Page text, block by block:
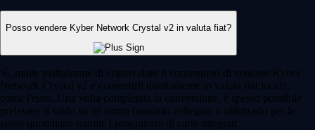
Posso vendere Kyber Network Crystal v2 in valuta fiat?
Sì, molte piattaforme di criptovalute ti consentono di vendere Kyber
Network Crystal v2 e convertirli direttamente in valuta fiat locale,
come l'euro. Una volta completata la conversione, è spesso possibile
prelevare il saldo su un conto bancario collegato o utilizzarlo per le
spese quotidiane tramite i programmi di carte integrati.